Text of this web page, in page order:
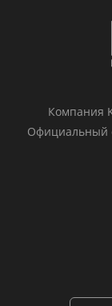
Компания
Официальный